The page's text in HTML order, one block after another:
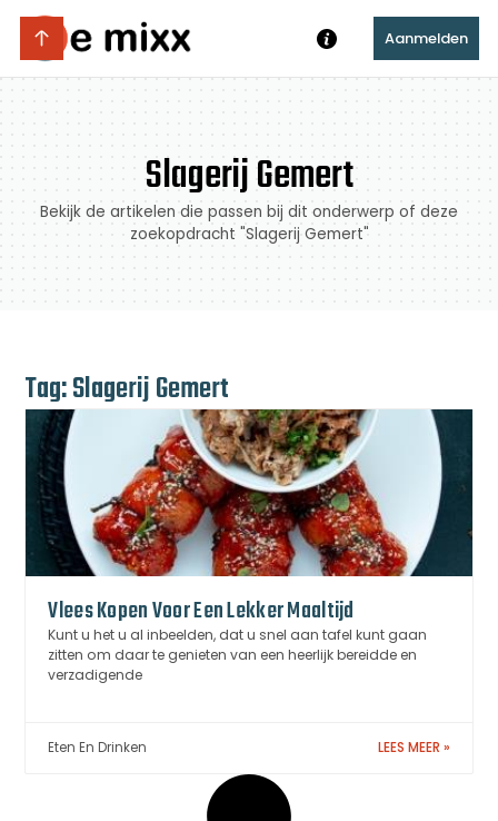
Aanmelden
Slagerij Gemert
Bekijk de artikelen die passen bij dit onderwerp of deze
zoekopdracht "Slagerij Gemert"
Tag: Slagerij Gemert
Vlees Kopen Voor Een Lekker Maaltijd
Kunt u het u al inbeelden, dat u snel aan tafel kunt gaan
zitten om daar te genieten van een heerlijk bereidde en
verzadigende
Eten En Drinken LEES MEER »